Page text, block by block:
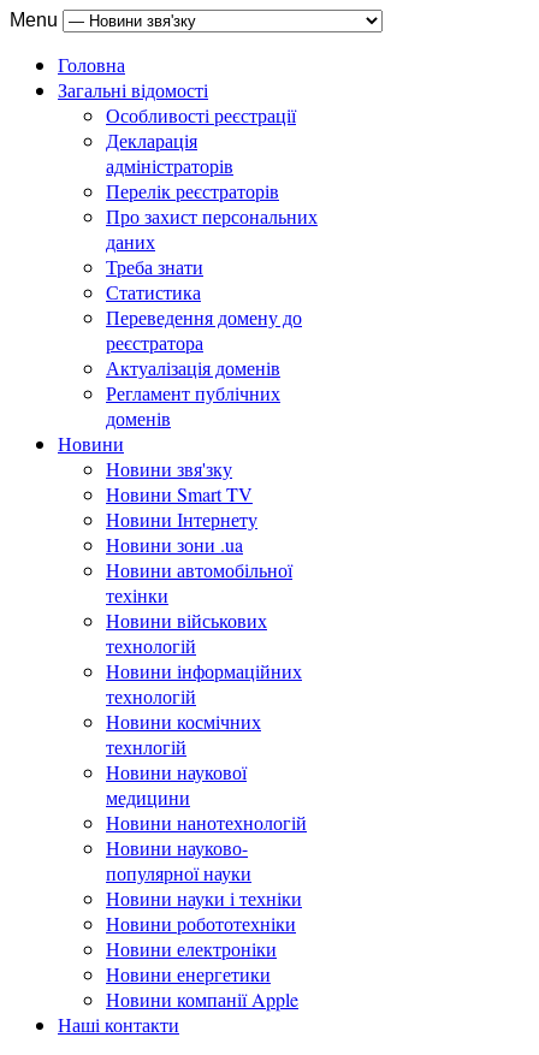
Menu
Головна
Загальні відомості
Особливості реєстрації
Декларація
адміністраторів
Перелік реєстраторів
Про захист персональних
даних
Треба знати
Статистика
Переведення домену до
реєстратора
Актуалізація доменів
Регламент публічних
доменів
Новини
Новини звя'зку
Новини Smart TV
Новини Інтернету
Новини зони .ua
Новини автомобільної
техінки
Новини військових
технологій
Новини інформаційних
технологій
Новини космічних
технлогій
Новини наукової
медицини
Новини нанотехнологій
Новини науково-
популярної науки
Новини науки і техніки
Новини робототехніки
Новини електроніки
Новини енергетики
Новини компанії Apple
Наші контакти